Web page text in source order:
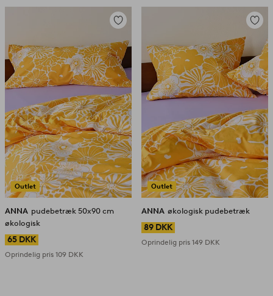
Outlet
Tilføj
favoritter
ANNA pudebetræk 50x90 cm
økologisk
65 DKK
Oprindelig pris 109 DKK
Outlet
Tilføj
ANNA økologisk pudebetræk
89 DKK
Oprindelig pris 149 DKK